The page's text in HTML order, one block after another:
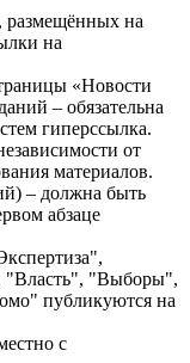
размещённых на
на
«Новости
– обязательна
гиперссылка.
от
материалов.
– должна быть
абзаце
"Власть", "Выборы",
публикуются на
с